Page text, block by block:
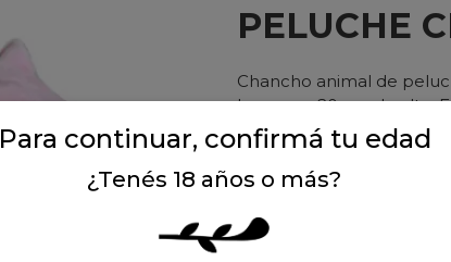
PELUCHE
Chancho animal de
largo por 20 cm de alto.
Precio: $ 26.900
Para continuar, confirmá tu edad
¿Tenés 18 años o más?